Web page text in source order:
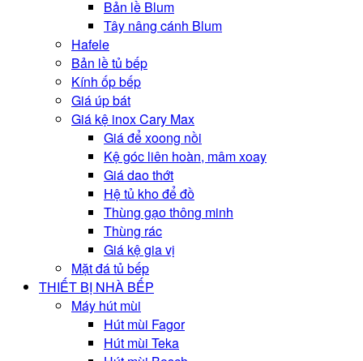
Bản lề Blum
Tây nâng cánh Blum
Hafele
Bản lề tủ bếp
Kính ốp bếp
Giá úp bát
Giá kệ inox Cary Max
Giá để xoong nồi
Kệ góc liên hoàn, mâm xoay
Giá dao thớt
Hệ tủ kho để đồ
Thùng gạo thông minh
Thùng rác
Giá kệ gia vị
Mặt đá tủ bếp
THIẾT BỊ NHÀ BẾP
Máy hút mùi
Hút mùi Fagor
Hút mùi Teka